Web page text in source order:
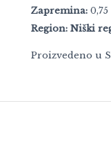
Zapremina:
Region: Niški
Proizvedeno u